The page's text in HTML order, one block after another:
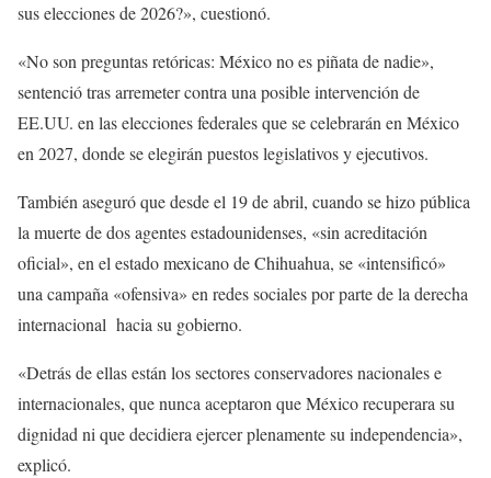
sus elecciones de 2026?», cuestionó.
«No son preguntas retóricas: México no es piñata de nadie»,
sentenció tras arremeter contra una posible intervención de
EE.UU. en las elecciones federales que se celebrarán en México
en 2027, donde se elegirán puestos legislativos y ejecutivos.
También aseguró que desde el 19 de abril, cuando se hizo pública
la muerte de dos agentes estadounidenses, «sin acreditación
oficial», en el estado mexicano de Chihuahua, se «intensificó»
una campaña «ofensiva» en redes sociales por parte de la derecha
internacional hacia su gobierno.
«Detrás de ellas están los sectores conservadores nacionales e
internacionales, que nunca aceptaron que México recuperara su
dignidad ni que decidiera ejercer plenamente su independencia»,
explicó.